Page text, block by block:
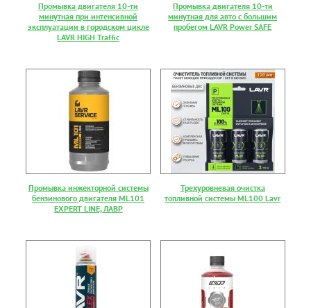
Промывка двигателя 10-ти
минутная при интенсивной
эксплуатации в городском цикле
LAVR HIGH Traffic
Промывка двигателя 10-ти
минутная для авто с большим
пробегом LAVR Power SAFE
Промывка инжекторной системы
бензинового двигателя ML101
EXPERT LINE, ЛАВР
Трехуровневая очистка
топливной системы ML100 Lavr